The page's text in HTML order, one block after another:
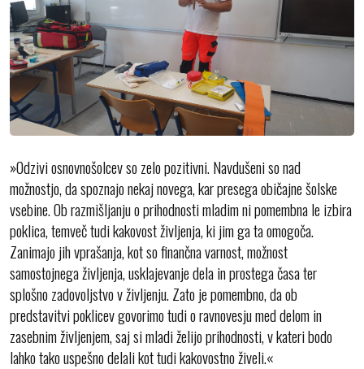
»Odzivi osnovnošolcev so zelo pozitivni. Navdušeni so nad
možnostjo, da spoznajo nekaj novega, kar presega običajne šolske
vsebine. Ob razmišljanju o prihodnosti mladim ni pomembna le izbira
poklica, temveč tudi kakovost življenja, ki jim ga ta omogoča.
Zanimajo jih vprašanja, kot so finančna varnost, možnost
samostojnega življenja, usklajevanje dela in prostega časa ter
splošno zadovoljstvo v življenju. Zato je pomembno, da ob
predstavitvi poklicev govorimo tudi o ravnovesju med delom in
zasebnim življenjem, saj si mladi želijo prihodnosti, v kateri bodo
lahko tako uspešno delali kot tudi kakovostno živeli.«